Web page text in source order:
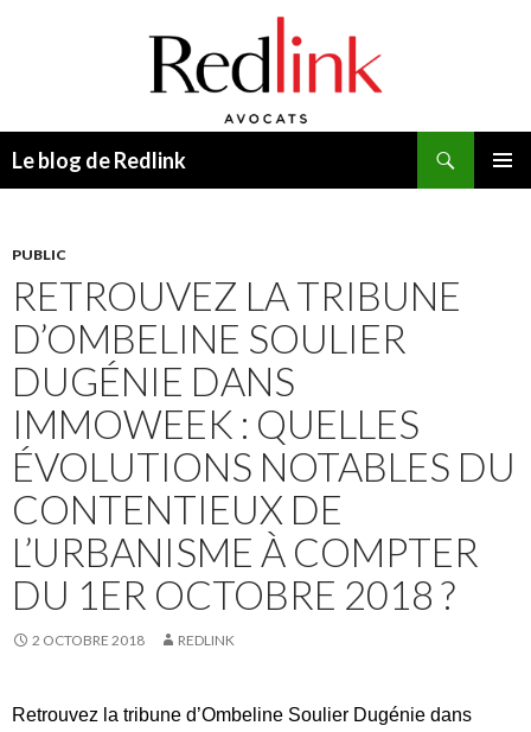
Le blog de Redlink
PUBLIC
RETROUVEZ LA TRIBUNE
D’OMBELINE SOULIER
DUGÉNIE DANS
IMMOWEEK : QUELLES
ÉVOLUTIONS NOTABLES DU
CONTENTIEUX DE
L’URBANISME À COMPTER
DU 1ER OCTOBRE 2018 ?
2 OCTOBRE 2018 REDLINK
Retrouvez la tribune d’Ombeline Soulier Dugénie dans